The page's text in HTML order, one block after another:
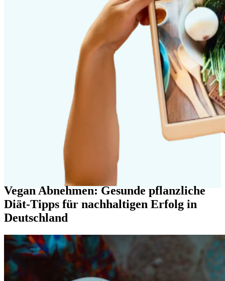
Vegan Abnehmen: Gesunde pflanzliche
Diät-Tipps für nachhaltigen Erfolg in
Deutschland